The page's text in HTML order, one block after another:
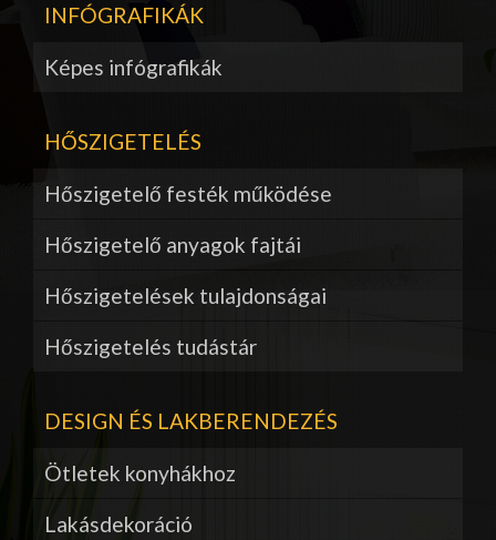
INFÓGRAFIKÁK
Képes infógrafikák
HŐSZIGETELÉS
Hőszigetelő festék működése
Hőszigetelő anyagok fajtái
Hőszigetelések tulajdonságai
Hőszigetelés tudástár
DESIGN ÉS LAKBERENDEZÉS
Ötletek konyhákhoz
Lakásdekoráció